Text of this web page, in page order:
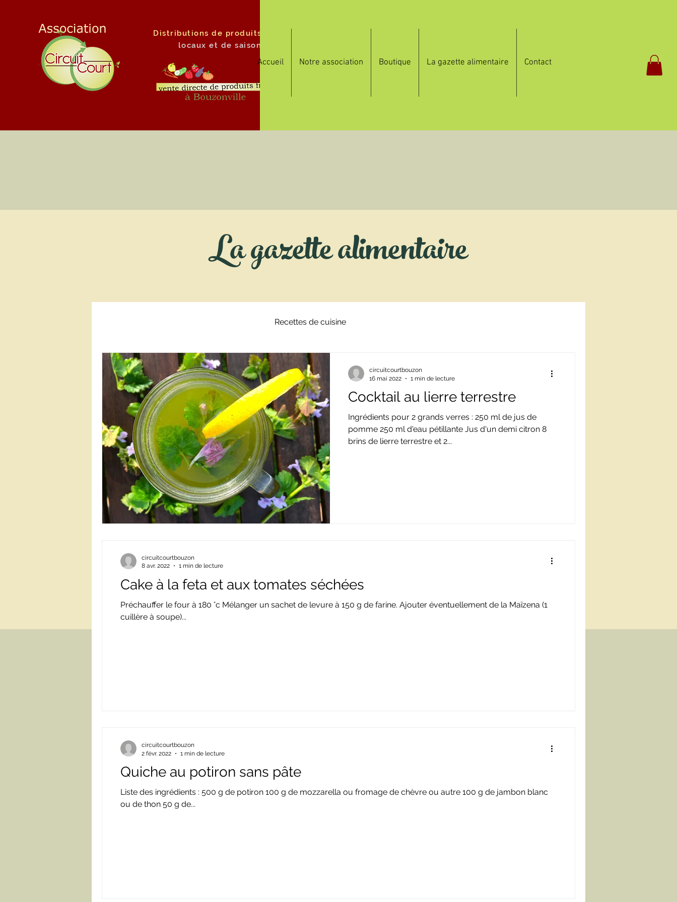
Distributions de produits
locaux et de saison
Accueil Notre association Boutique La gazette alimentaire Contact
La gazette alimentaire
Recettes de cuisine
Cocktail au lierre terrestre
Ingrédients pour 2 grands verres : 250 ml de jus de
pomme 250 ml d'eau pétillante Jus d'un demi citron 8
brins de lierre terrestre et 2...
circuitcourtbouzon
16 mai 2022
1 min de lecture
Cake à la feta et aux tomates séchées
Préchauffer le four à 180 °c Mélanger un sachet de levure à 150 g de farine. Ajouter éventuellement de la Maïzena (1
cuillère à soupe)...
circuitcourtbouzon
8 avr. 2022
1 min de lecture
Quiche au potiron sans pâte
Liste des ingrédients : 500 g de potiron 100 g de mozzarella ou fromage de chèvre ou autre 100 g de jambon blanc
ou de thon 50 g de...
circuitcourtbouzon
2 févr. 2022
1 min de lecture